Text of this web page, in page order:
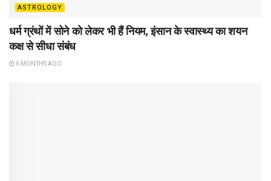
ASTROLOGY
धर्म ग्रंथों में सोने को लेकर भी हैं नियम, इंसान के स्वास्थ्य का शयन
कक्ष से सीधा संबंध
6 MONTHS AGO